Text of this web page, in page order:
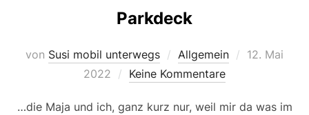
Parkdeck
von Susi mobil unterwegs Allgemein
12. Mai
2022
Keine Kommentare
…die Maja und ich, ganz kurz nur, weil mir da was im